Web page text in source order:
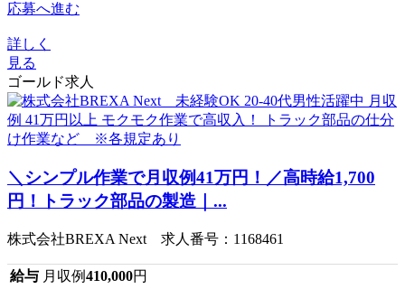
応募へ進む
詳しく
見る
ゴールド求人
＼シンプル作業で月収例41万円！／高時給1,700
円！トラック部品の製造｜...
株式会社BREXA Next 求人番号：1168461
給与 月収例410,000円